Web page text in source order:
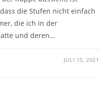
die Stufen nicht einfach
die ich in der
und deren…
JULI 13, 2021